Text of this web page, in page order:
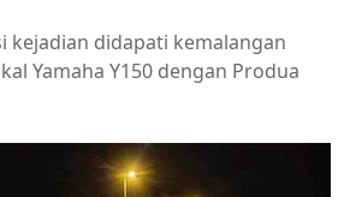
kejadian didapati kemalangan
Yamaha Y150 dengan Produa